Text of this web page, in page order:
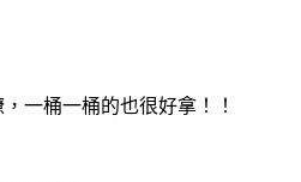
一桶一桶的也很好拿！！